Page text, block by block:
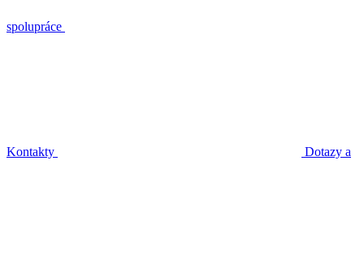
spolupráce
Kontakty Dotazy a